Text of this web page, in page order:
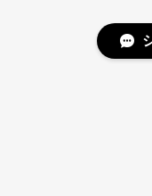
心から感謝申し上
はさっぱり見えな
に存在感かあるの